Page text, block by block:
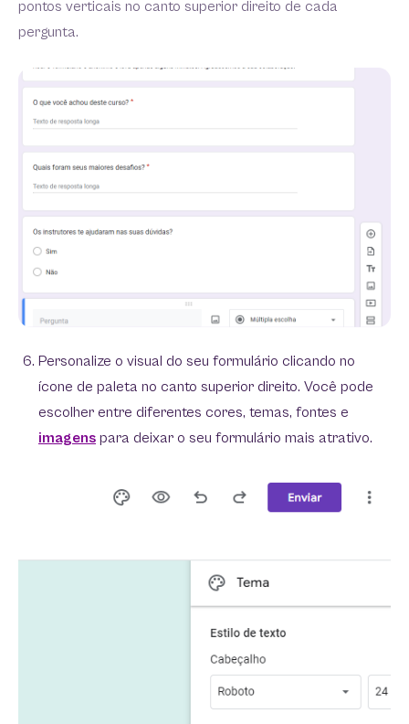
pontos verticais no canto superior direito de cada
pergunta.
Personalize o visual do seu formulário clicando no
ícone de paleta no canto superior direito. Você pode
escolher entre diferentes cores, temas, fontes e
imagens para deixar o seu formulário mais atrativo.